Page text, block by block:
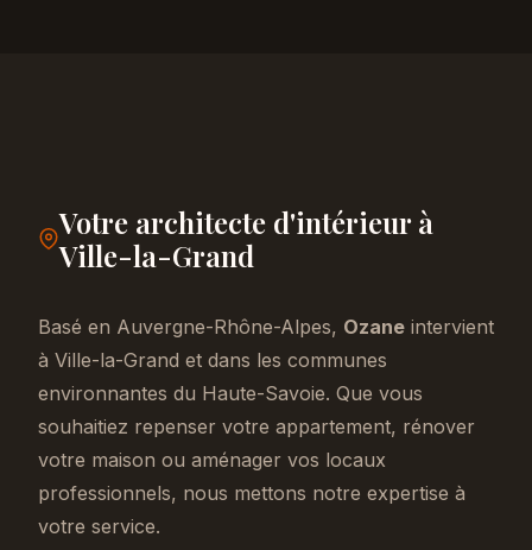
Votre architecte d'intérieur à
Ville-la-Grand
Basé en Auvergne-Rhône-Alpes, Ozane intervient
à Ville-la-Grand et dans les communes
environnantes du Haute-Savoie. Que vous
souhaitiez repenser votre appartement, rénover
votre maison ou aménager vos locaux
professionnels, nous mettons notre expertise à
votre service.